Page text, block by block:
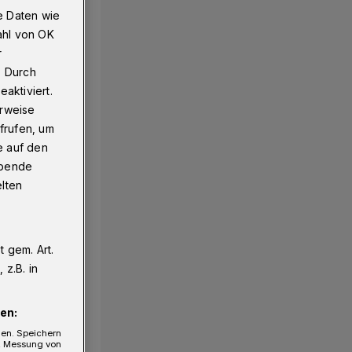
Daten wie
von OK
Durch
um
auf den
gem. Art.
z.B. in
Speichern
von